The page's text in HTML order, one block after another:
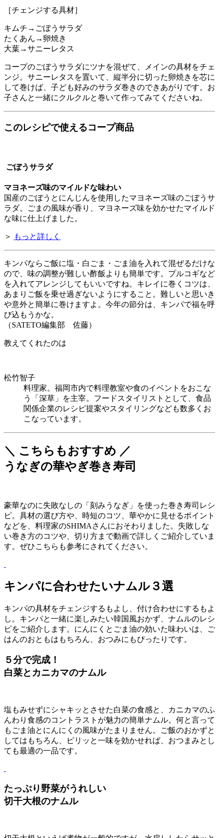
［チェンジする具材］
キムチ→ごぼうサラダ
たくあん→卵焼き
大葉→サニーレタス
コープのごぼうサラダにツナを混ぜて、メインの具材をチェ
ンジ。サニーレタスを置いて、縦半分に切った卵焼きを芯に
して巻けば、子ども好みのサラダ巻きのできあがりです。お
子さんと一緒にクルクルと巻いて作ってみてくださいね。
このレシピで使えるコープ商品
ごぼうサラダ
マヨネーズ味のマイルドな味わい
国産のごぼうとにんじんを使用したマヨネーズ味のごぼうサ
ラダ。ごまの風味が香り、マヨネーズ味を効かせたマイルド
な味に仕上げました。
＞ もっと詳しく
キンパならご飯に塩・白ごま・ごま油を入れて混ぜるだけな
ので、味の調整が難しい酢飯よりも簡単です。プルコギなど
を入れてアレンジしてもいいですね。キレイに巻くコツは、
あまりご飯を乗せ過ぎないようにすること。難しいと思いき
や意外と簡単に巻けますよ。今年の節分は、キンパで福を呼
び込もうかな。
（SATETO編集部 佐藤）
教えてくれたのは
松竹智子
料理家。福岡市内で料理教室や食のイベントをおこな
う「深草」を主宰。フードスタイリストとして、食品
関係企業のレシピ提案やスタイリングなども数多くお
こなっています。
＼ こちらもおすすめ ／
うなぎの華やぎ巻き寿司
豪華なのに失敗なしの「刻みうなぎ」を使った巻き寿司レシ
ピ。具材の選び方や、時短のコツ、華やかに見せるポイント
などを、料理家のSHIMAさんにおそわりました。失敗しな
い巻き方のコツや、切り方まで動画で詳しくご紹介していま
す。ぜひこちらも参考にされてください。
キンパに合わせたいナムル３選
キンパの具材をチェンジするもよし、付け合わせにするもよ
し。キンパと一緒に楽しみたい韓国風おかず、ナムルのレシ
ピをご紹介します。にんにくとごま油の効いた味わいは、ご
はんのおともはもちろん、おつみにもぴったりです。
５分で完成！
白菜とカニカマのナムル
塩もみせずにシャキッとさせた白菜の食感と、カニカマのふ
んわり食感のコントラストが魅力の簡単ナムル。何と言って
もごま油とにんにくの風味がたまりません。ご飯のおかずと
してはもちろん、ピリッと一味を効かせれば、おつまみとし
ても最適の一品です。
たっぷり野菜がうれしい
切干大根のナムル